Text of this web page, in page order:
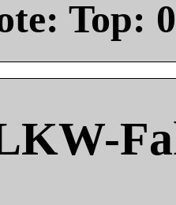
Top: 0